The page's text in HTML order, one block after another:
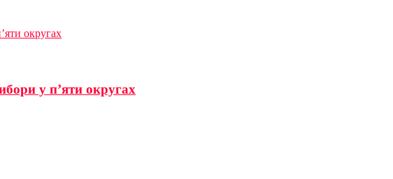
округах
у п’яти округах